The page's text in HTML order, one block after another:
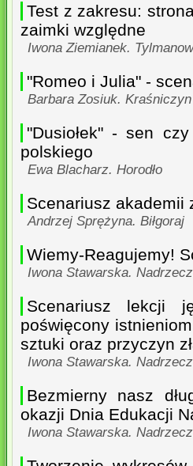
Test z zakresu:
zaimki względne
Iwona Ziemianek.
"Romeo i Julia" -
Barbara Zosiuk. Kraśniczyn
"Dusiołek" - sen
polskiego
Ewa Blacharz. Horodło
Scenariusz akademii
Andrzej Sprężyna. Biłgoraj
Wiemy-Reagujemy!
Iwona Stawarska.
Scenariusz lekcji
poświęcony
sztuki oraz przyczyn
Iwona Stawarska.
Bezmierny nasz
okazji Dnia Edukacji
Iwona Stawarska.